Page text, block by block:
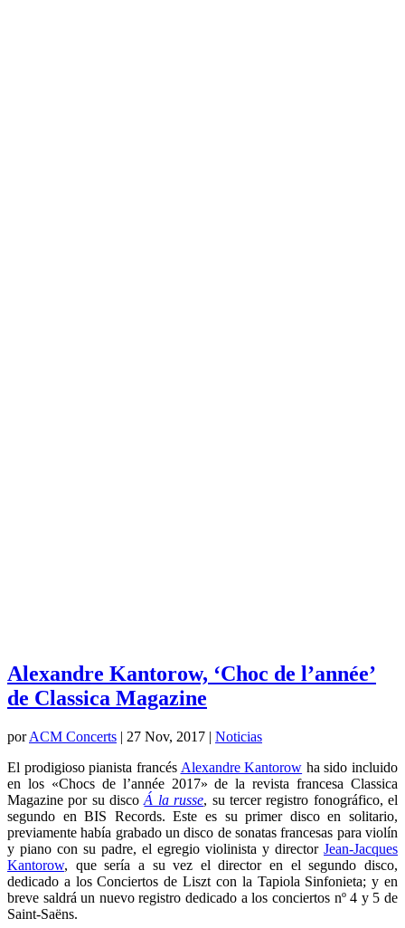
Alexandre Kantorow, ‘Choc de l’année’
de Classica Magazine
porACM Concerts | 27 Nov, 2017 | Noticias
El prodigioso pianista francés Alexandre Kantorow ha sido incluido
en los «Chocs de l’année 2017» de la revista francesa Classica
Magazine por su discoÁ la russe, su tercer registro fonográfico, el
segundo en BIS Records. Este es su primer disco en solitario,
previamente había grabado un disco de sonatas francesas para violín
y piano con su padre, el egregio violinista y director Jean-Jacques
Kantorow, que sería a su vez el director en el segundo disco,
dedicado a los Conciertos de Liszt con la Tapiola Sinfonieta; y en
breve saldrá un nuevo registro dedicado a los conciertos nº 4 y 5 de
Saint-Saëns.